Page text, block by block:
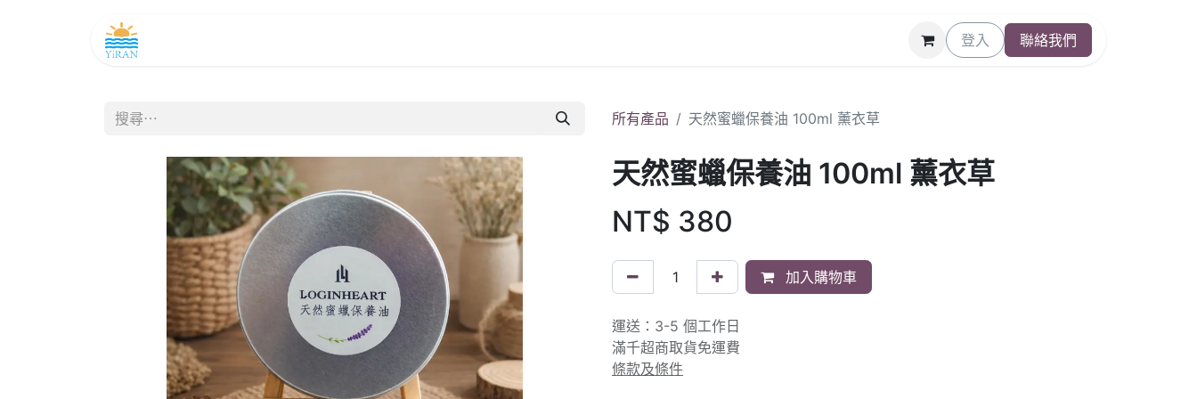
登入 聯絡我們
所有產品 天然蜜蠟保養油 100ml 薰衣草
天然蜜蠟保養油 100ml 薰衣草
NT$ 380
加入購物車
運送：3-5 個工作日
滿千超商取貨免運費
條款及條件